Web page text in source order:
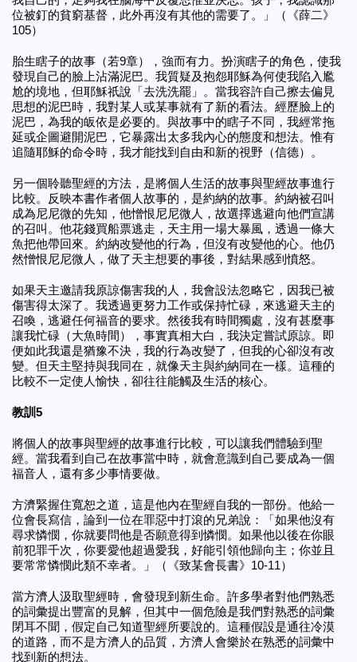
位被釘的貧窮基督，此外再沒有其他的需要了。」（《薛二》
105）
胎生瞎子的故事（若9章），強而有力。扮演瞎子的角色，使我
發現自己的臉上沾滿泥巴。我質疑及抱怨耶穌為何使我陷入尷
尬的境地，但耶穌祇說「去洗洗罷」。當我容許自己擦去偏見
思想的泥巴時，我對某人或某事就有了新的看法。經歷臉上的
泥巴，為我的皈依是必要的。與故事中的瞎子不同，我經常拖
延或企圖避開泥巴，它暴露出太多我內心的態度和想法。惟有
追隨耶穌的命令時，我才能找到自由和新的視野（信德）。
另一個聆聽聖經的方法，是將個人生活的故事與聖經故事進行
比較。反映本書作者個人故事的，是約納的故事。約納被召叫
成為尼尼微的先知，他憎恨尼尼微人，故選擇逃避向他們宣講
的召叫。他花錢買船票逃走，天主用一場大暴風，透過一條大
魚把他帶回來。約納改變他的行為，但沒有改變他的心。他仍
然憎恨尼尼微人，做了天主想要的事後，對結果感到憤怒。
如果天主邀請我原諒傷害我的人，我會設法忽略它，因我已被
傷害得太深了。我透過更努力工作或保持忙碌，來逃避天主的
召喚，逃避任何福音的要求。然後我有時間獨處，沒有甚麼事
讓我忙碌（大魚時間），事實真相大白，我決定嘗試原諒。即
便如此我還是猶豫不決，我的行為改變了，但我的心卻沒有改
變。但天主堅持與我同在，就像天主與約納同在一樣。這種的
比較不一定使人愉快，卻往往能觸及生活的核心。
教訓5
將個人的故事與聖經的故事進行比較，可以讓我們體驗到聖
經。當我看到自己在故事當中時，就會意識到自己要成為一個
福音人，還有多少事情要做。
方濟緊握住寬恕之道，這是他內在聖經自我的一部份。他給一
位會長寫信，論到一位在罪惡中打滾的兄弟說：「如果他沒有
尋求憐憫，你就要問他是否願意得到憐憫。如果他以後在你眼
前犯罪千次，你要愛他超過愛我，好能引領他歸向主；你並且
要常常憐憫此類不幸者。」（《致某會長書》10-11）
當方濟人汲取聖經時，會發現到新生命。許多學者對他們熟悉
的詞彙提出豐富的見解，但其中一個危險是我們對熟悉的詞彙
閉耳不聞，假定自己知道聖經所要說的。這種假設是通往冷漠
的道路，而不是方濟人的品質，方濟人會樂於在熟悉的詞彙中
找到新的想法。